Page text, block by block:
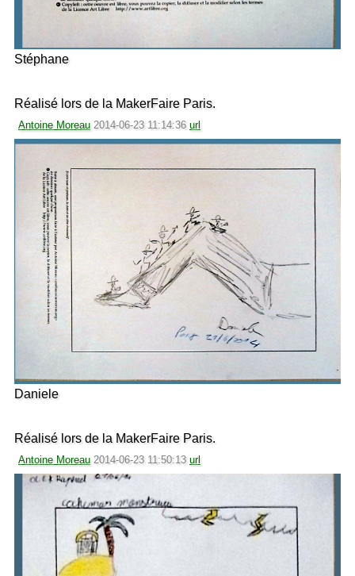
Stéphane
Réalisé lors de la MakerFaire Paris.
Antoine Moreau 2014-06-23 11:14:36 url
Daniele
Réalisé lors de la MakerFaire Paris.
Antoine Moreau 2014-06-23 11:50:13 url